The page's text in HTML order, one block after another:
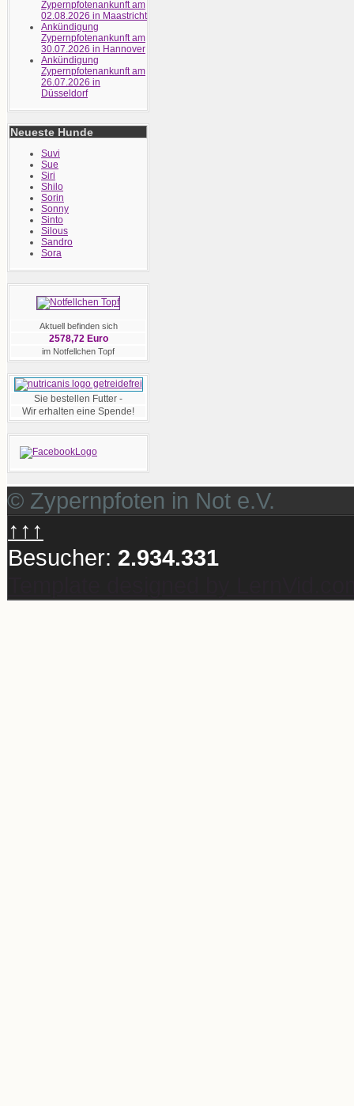
Zypernpfotenankunft am
02.08.2026 in Maastricht
Ankündigung
Zypernpfotenankunft am
30.07.2026 in Hannover
Ankündigung
Zypernpfotenankunft am
26.07.2026 in
Düsseldorf
Neueste Hunde
Suvi
Sue
Siri
Shilo
Sorin
Sonny
Sinto
Silous
Sandro
Sora
Aktuell befinden sich
2578,72 Euro
im Notfellchen Topf
Sie bestellen Futter -
Wir erhalten eine Spende!
© Zypernpfoten in Not e.V.
↑↑↑
Besucher: 2.934.331